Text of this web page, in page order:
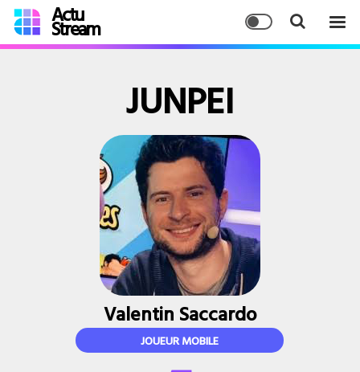
Actu
Stream
JUNPEI
Valentin Saccardo
JOUEUR MOBILE